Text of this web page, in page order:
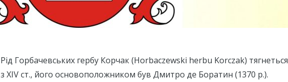
Рід Горбачевських гербу Корчак (Horbaczewski herbu Korczak) тягнеться
з ХІV ст., його основоположником був Дмитро де Боратин (1370 р.).